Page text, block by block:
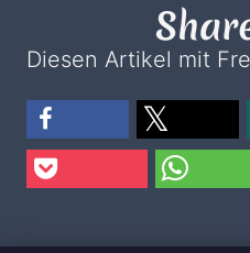
Diesen Artikel mit